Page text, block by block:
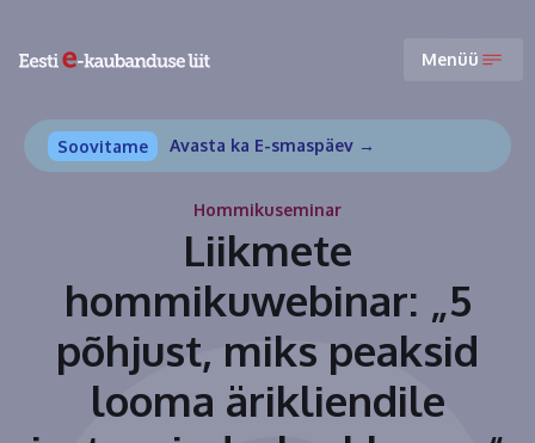
Menüü
Soovitame Avasta ka E-smaspäev →
Hommikuseminar
Liikmete
hommikuwebinar: „5
põhjust, miks peaksid
looma ärikliendile